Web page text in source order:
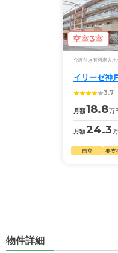
介護医療サービスにつ
当施設と契約している
してくれているが、や
くれると安心の度合い
なことは出来ないと言
の健康状態を把握して
ることになっても医療
達することが出来るの
常に生命のリスクがつ
い課題ではある。
近隣環境や交通アクセ
この辺りは結構高級な
空室3室
介護付き有料老人ホ
イリーゼ神
3.7
月額18.8万
月額24.3
自立 要支
物件詳細